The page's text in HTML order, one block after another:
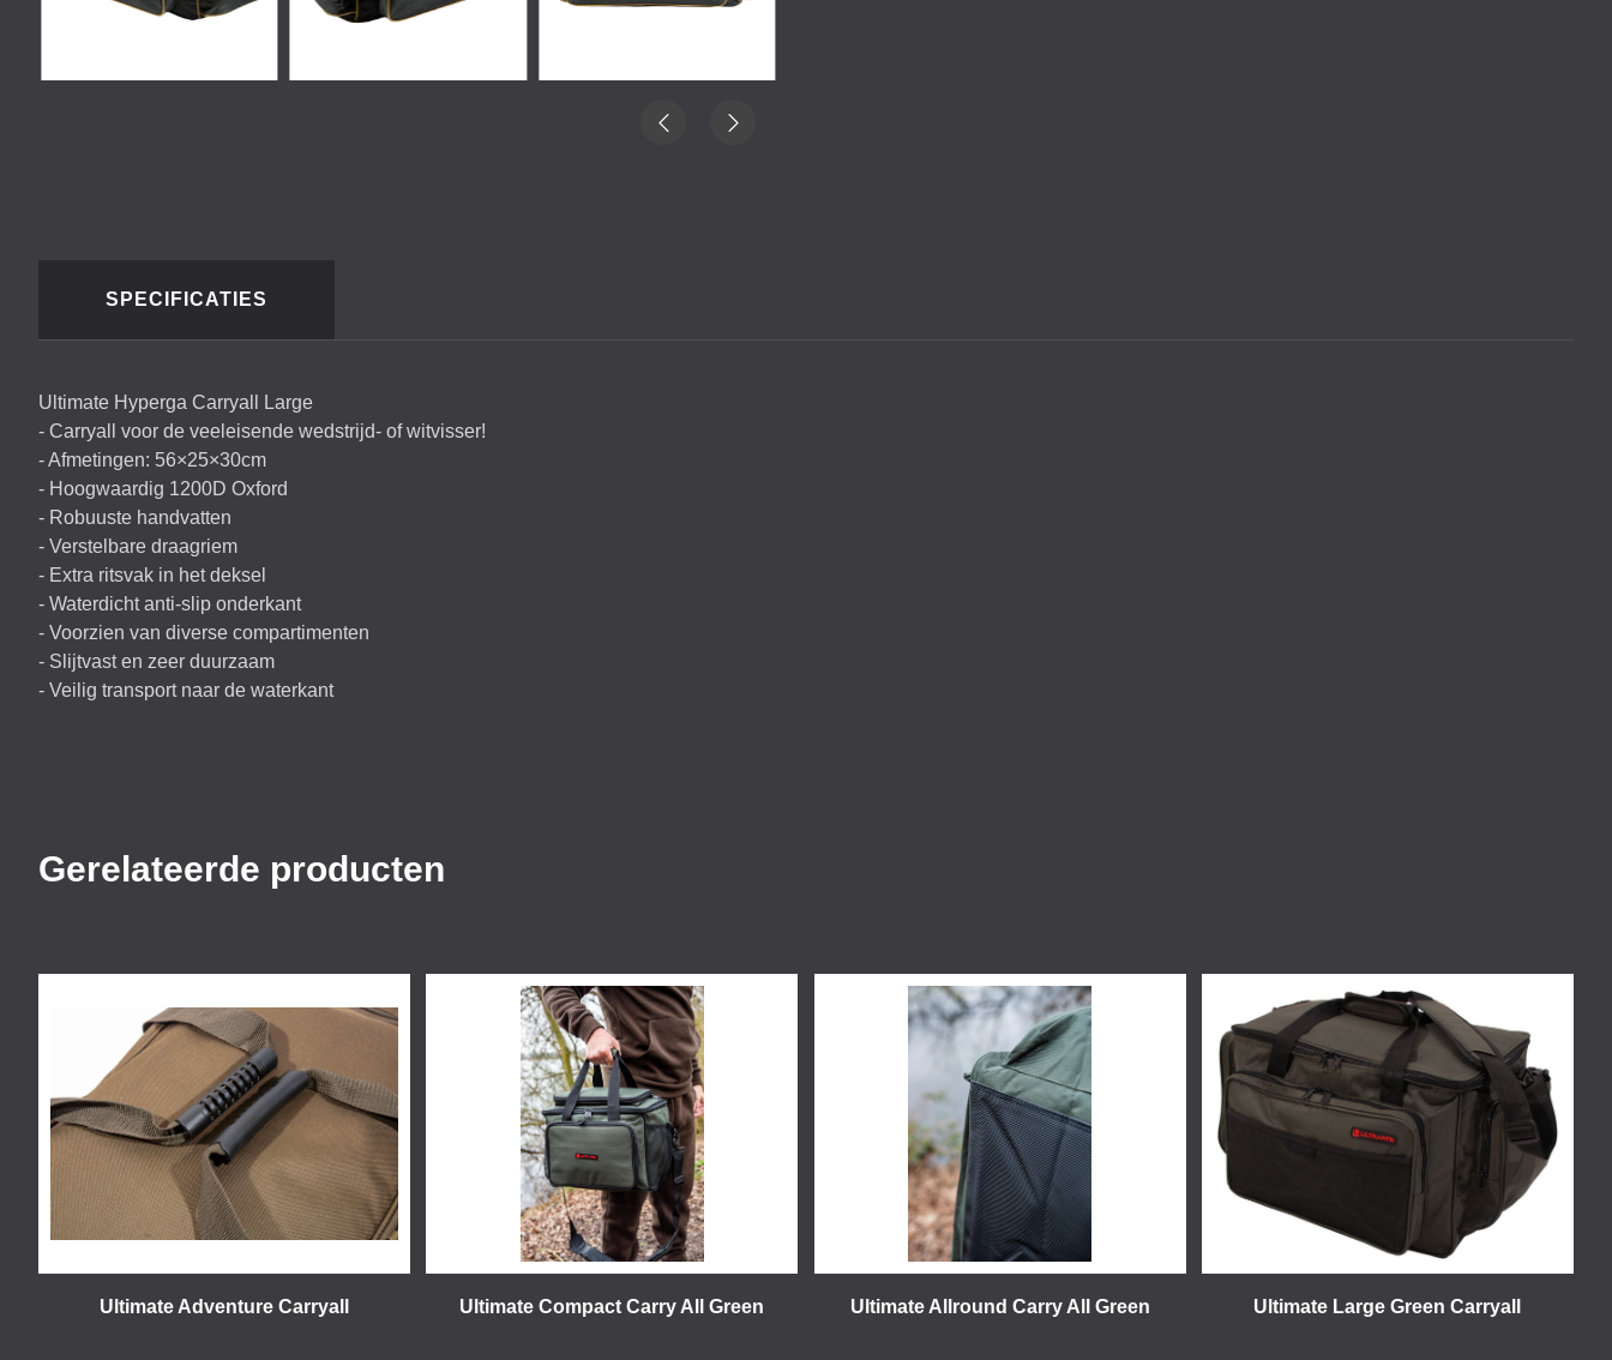
SPECIFICATIES
Ultimate Hyperga Carryall Large
- Carryall voor de veeleisende wedstrijd- of witvisser!
- Afmetingen: 56×25×30cm
- Hoogwaardig 1200D Oxford
- Robuuste handvatten
- Verstelbare draagriem
- Extra ritsvak in het deksel
- Waterdicht anti-slip onderkant
- Voorzien van diverse compartimenten
- Slijtvast en zeer duurzaam
- Veilig transport naar de waterkant
Gerelateerde producten
Ultimate Adventure Carryall Ultimate Compact Carry All Green Ultimate Allround Carry All Green Ultimate Large Green Carryall